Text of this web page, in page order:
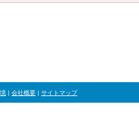
| 会社概要 | サイトマップ